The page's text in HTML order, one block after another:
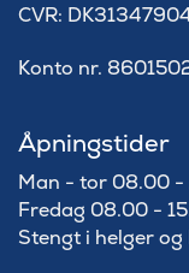
​CVR:
Konto nr.
Åpningstider
Man - tor 08.00 -
Fredag 08.00 -
Stengt i helger